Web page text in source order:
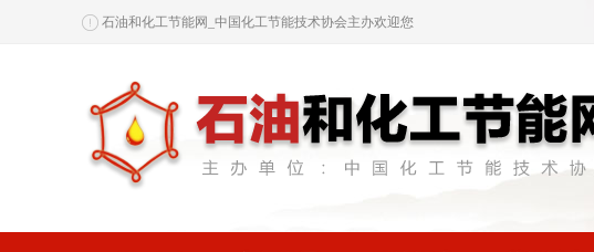
石油和化工节能网_中国化工节能技术协会主办欢迎您